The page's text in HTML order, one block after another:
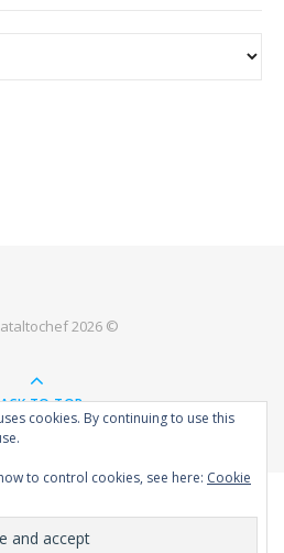
2026 ©
TO TOP
cookies. By continuing to use this
to control cookies, see here: Cookie